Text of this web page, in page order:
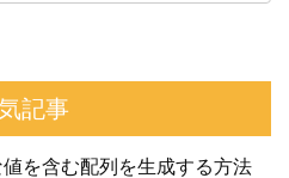
記事
値を含む配列を生成する方法